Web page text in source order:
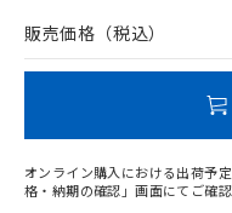
問い合わせください。
販売価格（税込）
オンライン購入における出荷予
格・納期の確認」画面にてご確認